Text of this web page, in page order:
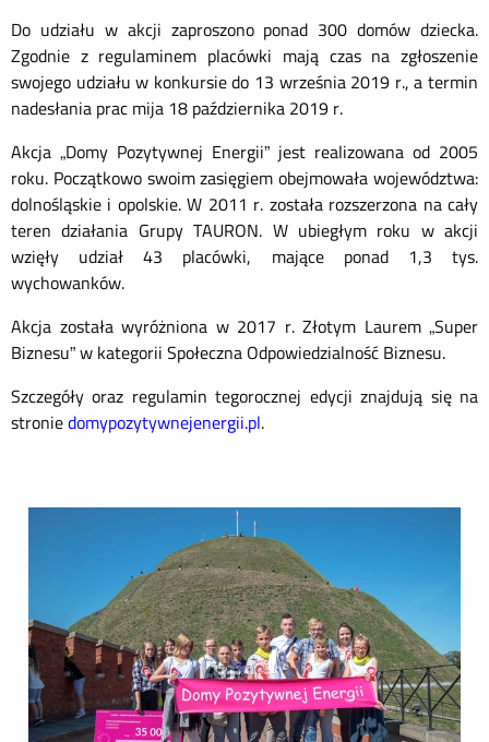
Do udziału w akcji zaproszono ponad 300 domów dziecka.
Zgodnie z regulaminem placówki mają czas na zgłoszenie
swojego udziału w konkursie do 13 września 2019 r., a termin
nadesłania prac mija 18 października 2019 r.
Akcja „Domy Pozytywnej Energii” jest realizowana od 2005
roku. Początkowo swoim zasięgiem obejmowała województwa:
dolnośląskie i opolskie. W 2011 r. została rozszerzona na cały
teren działania Grupy TAURON. W ubiegłym roku w akcji
wzięły udział 43 placówki, mające ponad 1,3 tys.
wychowanków.
Akcja została wyróżniona w 2017 r. Złotym Laurem „Super
Biznesu” w kategorii Społeczna Odpowiedzialność Biznesu.
Szczegóły oraz regulamin tegorocznej edycji znajdują się na
stroniedomypozytywnejenergii.pl.